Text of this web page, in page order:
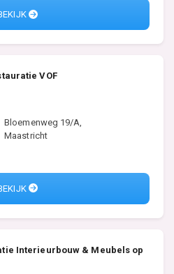
VOF
Bloemenweg 19/A,
Maastricht
Interieurbouw & Meubels op